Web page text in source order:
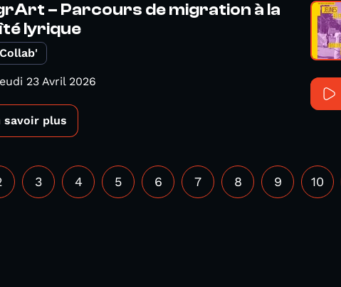
– Parcours de migration à la
lyrique
Collab'
23 Avril 2026
savoir plus
3 4 5 6 7 8 9 10